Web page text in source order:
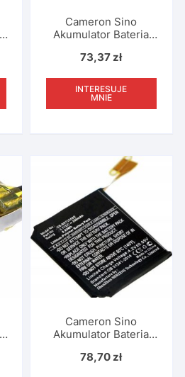
Cameron Sino
Akumulator Bateria
Do Smartwatch
3 / 3 Hr / Cs-
gmf300sh
73,37 zł
INTERESUJE
MNIE
Cameron Sino
Akumulator Bateria
Zegarka Smartwatch
78,70 zł